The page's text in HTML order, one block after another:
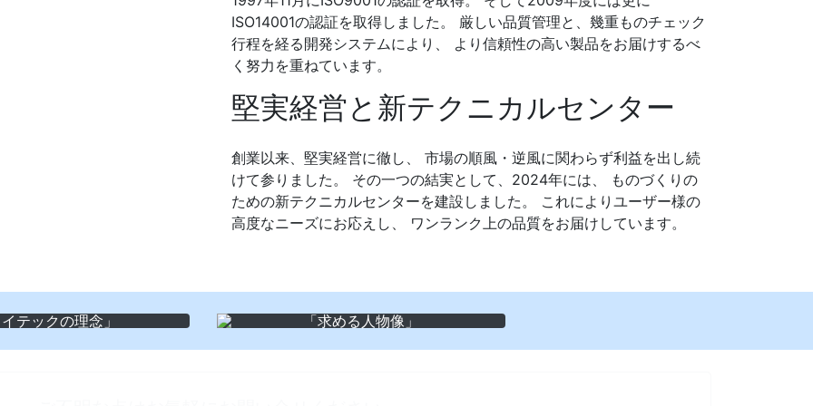
ISO14001の認証を取得しました。 厳しい品質管理と、幾重ものチェック
行程を経る開発システムにより、 より信頼性の高い製品をお届けするべ
く努力を重ねています。
堅実経営と新テクニカルセンター
創業以来、堅実経営に徹し、 市場の順風・逆風に関わらず利益を出し続
けて参りました。 その一つの結実として、2024年には、 ものづくりの
ための新テクニカルセンターを建設しました。 これによりユーザー様の
高度なニーズにお応えし、 ワンランク上の品質をお届けしています。
テックの理念」 「求める人物像」